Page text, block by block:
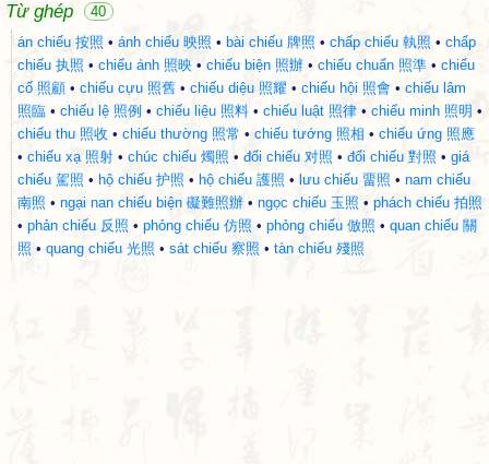
Từ ghép
40
án chiếu 按照 • ánh chiếu 映照 • bài chiếu 牌照 • chấp chiếu 執照 • chấp
chiếu 执照 • chiếu ánh 照映 • chiếu biện 照辦 • chiếu chuẩn 照準 • chiếu
cố 照顧 • chiếu cựu 照舊 • chiếu diệu 照耀 • chiếu hội 照會 • chiếu lâm
照臨 • chiếu lệ 照例 • chiếu liệu 照料 • chiếu luật 照律 • chiếu minh 照明 •
chiếu thu 照收 • chiếu thường 照常 • chiếu tướng 照相 • chiếu ứng 照應
• chiếu xạ 照射 • chúc chiếu 燭照 • đối chiếu 对照 • đối chiếu 對照 • giá
chiếu 駕照 • hộ chiếu 护照 • hộ chiếu 護照 • lưu chiếu 畱照 • nam chiếu
南照 • ngại nan chiếu biện 礙難照辦 • ngọc chiếu 玉照 • phách chiếu 拍照
• phản chiếu 反照 • phỏng chiếu 仿照 • phỏng chiếu 倣照 • quan chiếu 關
照 • quang chiếu 光照 • sát chiếu 察照 • tàn chiếu 殘照